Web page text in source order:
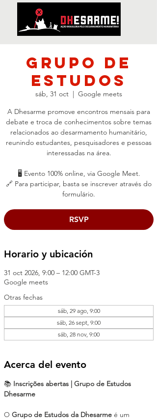
Grupo de
Estudos
sáb, 31 oct
  |
Google meets
A Dhesarme promove encontros mensais para
debate e troca de conhecimentos sobre temas
relacionados ao desarmamento humanitário,
reunindo estudantes, pesquisadores e pessoas
interessadas na área.
🖥️ Evento 100% online, via Google Meet.
🔗 Para participar, basta se inscrever através do
formulário.
RSVP
Horario y ubicación
31 oct 2026, 9:00 – 12:00 GMT-3
Google meets
Otras fechas
sáb, 29 ago, 9:00
sáb, 26 sept, 9:00
sáb, 28 nov, 9:00
Acerca del evento
📚 Inscrições abertas | Grupo de Estudos
Dhesarme
O Grupo de Estudos da Dhesarme é um